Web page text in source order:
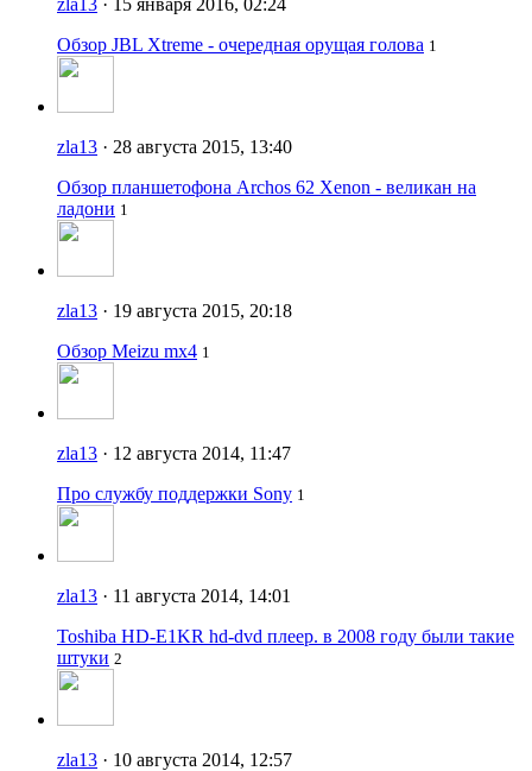
Обзор JBL Xtreme - очередная орущая голова 1
zla13 · 28 августа 2015, 13:40
Обзор планшетофона Archos 62 Xenon - великан на
ладони 1
zla13 · 19 августа 2015, 20:18
Обзор Meizu mx4 1
zla13 · 12 августа 2014, 11:47
Про службу поддержки Sony 1
zla13 · 11 августа 2014, 14:01
Toshiba HD-E1KR hd-dvd плеер. в 2008 году были такие
штуки 2
zla13 · 10 августа 2014, 12:57